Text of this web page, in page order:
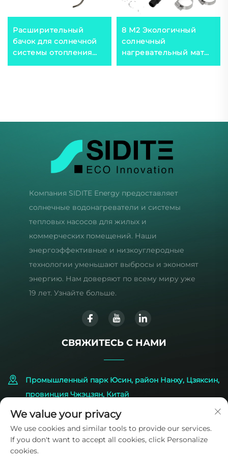
Расширительный
бачок для солнечной
системы отопления
наружного
теплообменником,
8 М2 Экологичный
солнечный
нагревательный мат
на открытом воздухе
водонагревателя
Компания SIDITE Energy предоставляет
солнечные водонагреватели и системы
тепловых насосов для жилых и
коммерческих помещений. Наши
энергоэффективные и низкоуглеродные
технологии уменьшают выбросы и экономят
энергию. Нам доверяют по всему миру уже
19 лет. Узнайте больше.
СВЯЖИТЕСЬ С НАМИ
Промышленный парк Юсин, район Нанху, Цзяксин,
провинция Чжэцзян, Китай
+86-573-83224422
[email protected]
We value your privacy
We use cookies and similar tools to provide our services.
If you don't want to accept all cookies, click Personalize
cookies.